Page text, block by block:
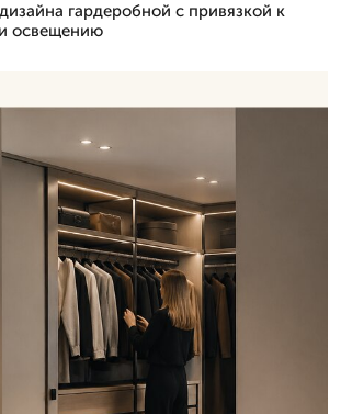
гардеробной с привязкой к
освещению